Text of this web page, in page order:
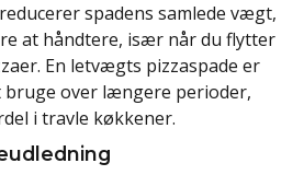
spadens samlede vægt,
at håndtere, især når du flytter
En letvægts pizzaspade er
over længere perioder,
i travle køkkener.